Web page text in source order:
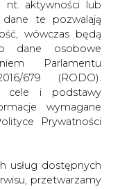
Parlamentu
679 (RODO).
cele i podstawy
wymagane
Prywatności
usług dostępnych
przetwarzamy
przy zakładaniu
lub do których
korzystania z
zmiana warty na
drukuj
skomentuj